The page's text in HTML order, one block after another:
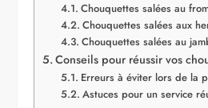
Chouquettes salées au
Chouquettes salées aux
Chouquettes salées au
Conseils pour réussir vos
Erreurs à éviter lors de la
Astuces pour un service